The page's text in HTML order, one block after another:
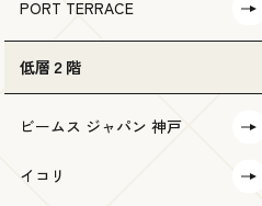
PORT TERRACE
低層２階
ビームス ジャパン 神戸
イコリ